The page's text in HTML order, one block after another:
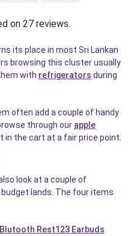
on 27 reviews.
its place in most Sri Lankan
browsing this cluster usually
with refrigerators during
often add a couple of handy
through our apple
in the cart at a fair price point.
look at a couple of
lands. The four items
Rest123 Earbuds